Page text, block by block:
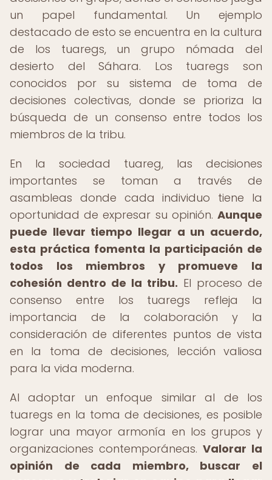
un papel fundamental. Un ejemplo
destacado de esto se encuentra en la cultura
de los tuaregs, un grupo nómada del
desierto del Sáhara. Los tuaregs son
conocidos por su sistema de toma de
decisiones colectivas, donde se prioriza la
búsqueda de un consenso entre todos los
miembros de la tribu.
En la sociedad tuareg, las decisiones
importantes se toman a través de
asambleas donde cada individuo tiene la
oportunidad de expresar su opinión. Aunque
puede llevar tiempo llegar a un acuerdo,
esta práctica fomenta la participación de
todos los miembros y promueve la
cohesión dentro de la tribu. El proceso de
consenso entre los tuaregs refleja la
importancia de la colaboración y la
consideración de diferentes puntos de vista
en la toma de decisiones, lección valiosa
para la vida moderna.
Al adoptar un enfoque similar al de los
tuaregs en la toma de decisiones, es posible
lograr una mayor armonía en los grupos y
organizaciones contemporáneas. Valorar la
opinión de cada miembro, buscar el